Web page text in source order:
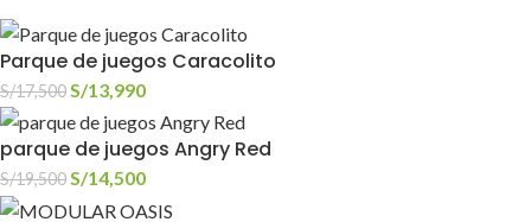
Parque de juegos Caracolito
S/17,500 S/13,990
parque de juegos Angry Red
S/19,500S/14,500